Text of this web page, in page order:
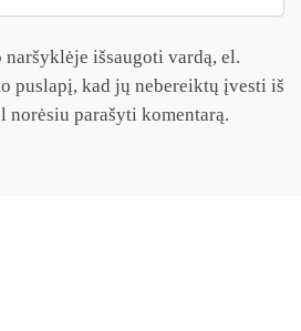
išsaugoti vardą, el.
puslapį, kad jų nebereiktų įvesti iš
norėsiu parašyti komentarą.